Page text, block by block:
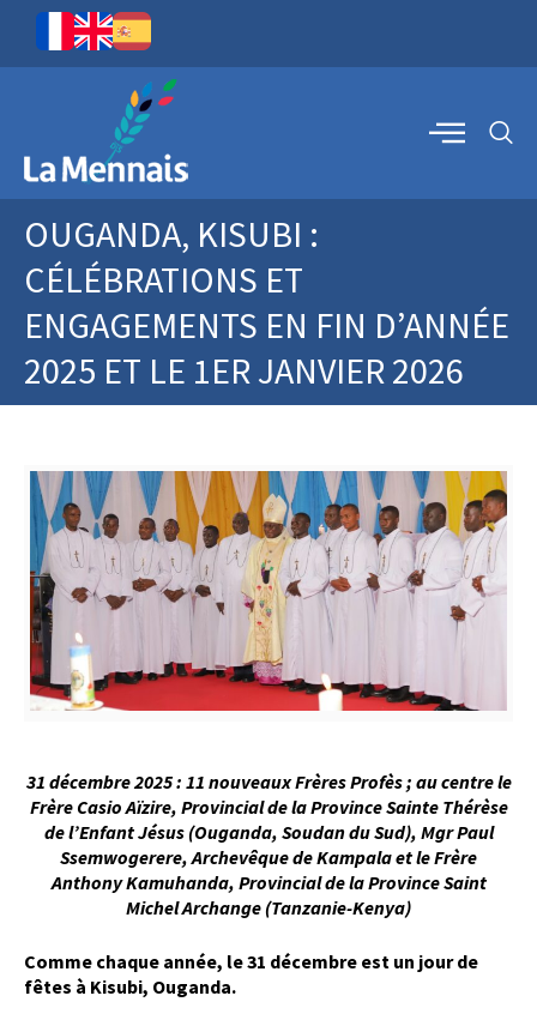
OUGANDA, KISUBI :
CÉLÉBRATIONS ET
ENGAGEMENTS EN FIN D’ANNÉE
2025 ET LE 1ER JANVIER 2026
31 décembre 2025 : 11 nouveaux Frères Profès ; au centre le
Frère Casio Aïzire, Provincial de la Province Sainte Thérèse
de l’Enfant Jésus (Ouganda, Soudan du Sud), MgrPaul
Ssemwogerere, Archevêque de Kampala et le Frère
Anthony Kamuhanda, Provincial de la Province Saint
Michel Archange (Tanzanie-Kenya)
Comme chaque année, le 31 décembre est un jour de
fêtes à Kisubi, Ouganda.